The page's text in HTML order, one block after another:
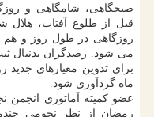
صبحگاهی، شامگاهی و
قبل از طلوع آفتاب، هلال
روزگاهی در طول روز و هم
می شود. رصدگران بدنبال
برای تدوین معیارهای جدید
ماه گردآوری شود.
عضو کمیته آماتوری انجمن
رمضان از نظر نجومی